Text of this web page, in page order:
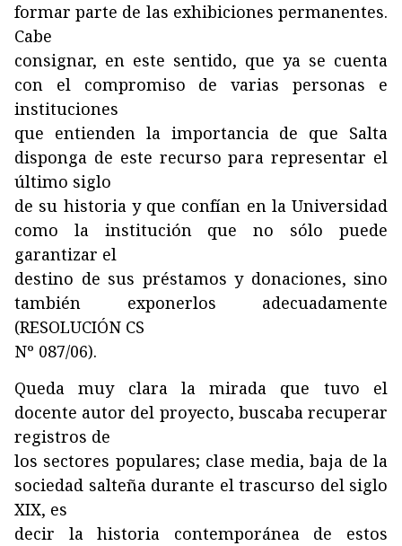
formar parte de las exhibiciones permanentes.
Cabe
consignar, en este sentido, que ya se cuenta
con el compromiso de varias personas e
instituciones
que entienden la importancia de que Salta
disponga de este recurso para representar el
último siglo
de su historia y que confían en la Universidad
como la institución que no sólo puede
garantizar el
destino de sus préstamos y donaciones, sino
también exponerlos adecuadamente
(RESOLUCIÓN CS
Nº 087/06).
Queda muy clara la mirada que tuvo el
docente autor del proyecto, buscaba recuperar
registros de
los sectores populares; clase media, baja de la
sociedad salteña durante el trascurso del siglo
XIX, es
decir la historia contemporánea de estos